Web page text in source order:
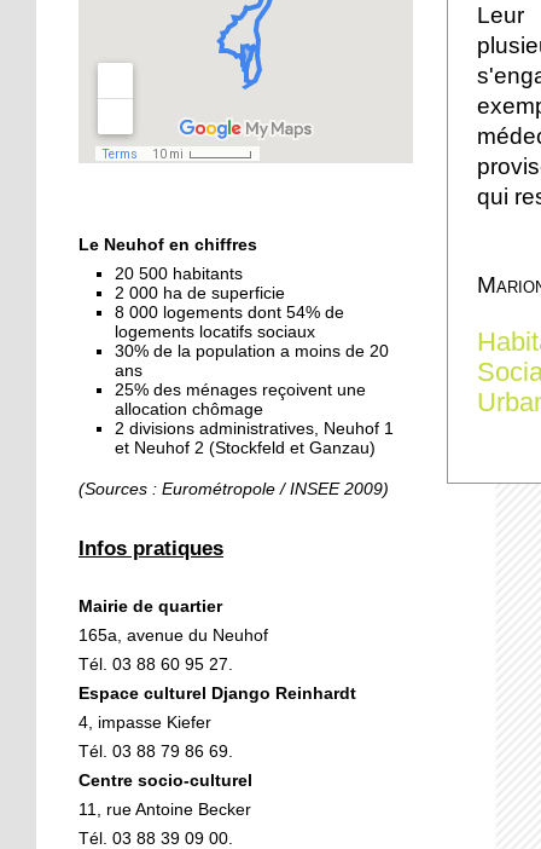
16 octobre 2018
«Chacun me propose un
autofinancement là, ce
qui vous vient !»
16 octobre 2018
16 octobre 2018
Un vécu de poids
15 octobre 2018
Difracto : devenir un pro
avec Django
Le vrac s'invite au Neuhof
11 octobre 2018
Les petites filles
chaussent leurs
crampons
10 octobre 2018
Nouveau look pour une
nouvelle mairie
Le Neuhof en chiffres
20 500 habitants
2 000 ha de superficie
8 000 logements dont 54% de
logements locatifs sociaux
30% de la population a moins de 20
ans
25% des ménages reçoivent une
allocation chômage
2 divisions administratives, Neuhof 1
et Neuhof 2 (Stockfeld et Ganzau)
(Sources : Eurométropole / INSEE 2009)
Infos pratiques
Mairie de quartier
165a, avenue du Neuhof
Tél. 03 88 60 95 27.
Espace culturel Django Reinhardt
4, impasse Kiefer
Tél. 03 88 79 86 69.
Centre socio-culturel
11, rue Antoine Becker
Tél. 03 88 39 09 00.
Leur
qui